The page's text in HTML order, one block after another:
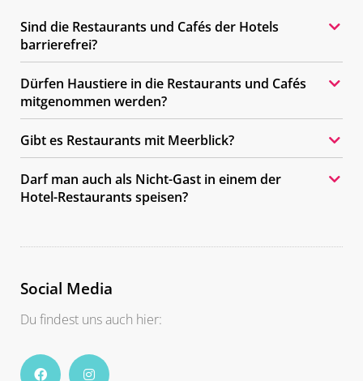
Sind die Restaurants und Cafés der Hotels
barrierefrei?
Dürfen Haustiere in die Restaurants und Cafés
mitgenommen werden?
Gibt es Restaurants mit Meerblick?
Darf man auch als Nicht-Gast in einem der
Hotel-Restaurants speisen?
Social Media
Du findest uns auch hier: